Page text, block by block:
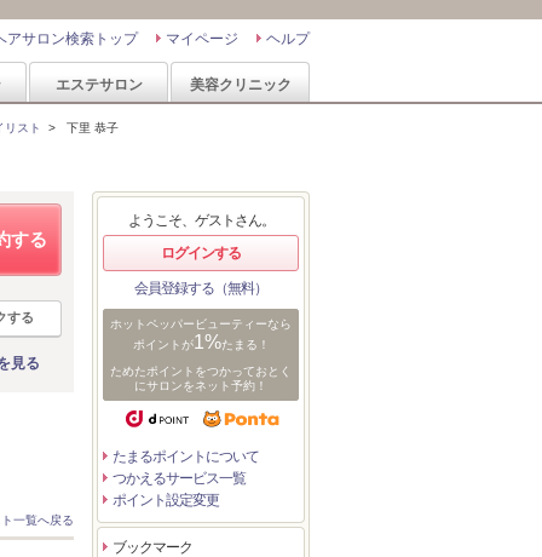
ヘルプ
マイページ
アサロン検索トップ
エステサロン 美容クリニック
リスト > 下里 恭子
する
する
見る
一覧へ戻る
ようこそ、ゲストさん。
ログインする
会員登録する（無料）
ホットペッパービューティーなら
ポイントが1%たまる！
ためたポイントをつかっておとく
にサロンをネット予約！
たまるポイントについて
つかえるサービス一覧
ポイント設定変更
ブックマーク